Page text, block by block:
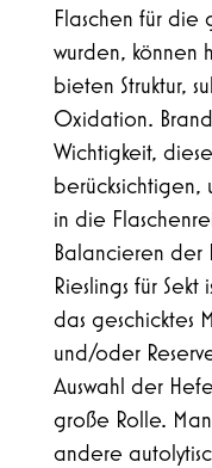
Flaschen für die
wurden, können
bieten Struktur,
Oxidation.
Wichtigkeit,
berücksichtigen,
in die
Balancieren der
Rieslings für
das geschicktes
und/oder
Auswahl der
große Rolle.
andere